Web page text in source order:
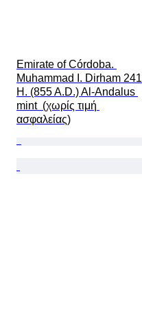
Emirate of Córdoba.
Muhammad I. Dirham 241
H. (855 A.D.) Al-Andalus
mint  (χωρίς τιμή
ασφαλείας)